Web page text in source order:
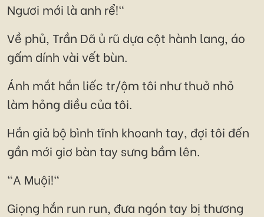
Ngươi mới là anh rể!"
Về phủ, Trần Dã ủ rũ dựa cột hành lang, áo
gấm dính vài vết bùn.
Ánh mắt hắn liếc tr/ộm tôi như thuở nhỏ
làm hỏng diều của tôi.
Hắn giả bộ bình tĩnh khoanh tay, đợi tôi đến
gần mới giơ bàn tay sưng bầm lên.
"A Muội!"
Giọng hắn run run, đưa ngón tay bị thương